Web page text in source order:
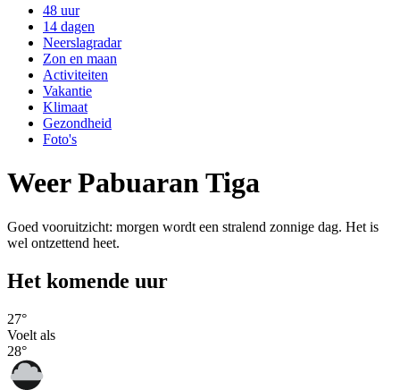
48 uur
14 dagen
Neerslagradar
Zon en maan
Activiteiten
Vakantie
Klimaat
Gezondheid
Foto's
Weer Pabuaran Tiga
Goed vooruitzicht: morgen wordt een stralend zonnige dag. Het is
wel ontzettend heet.
Het komende uur
27°
Voelt als
28°